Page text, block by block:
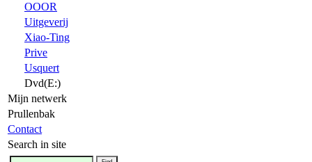
OOOR
Uitgeverij
Xiao-Ting
Prive
Usquert
Dvd(E:)
Mijn netwerk
Prullenbak
Contact
Search in site